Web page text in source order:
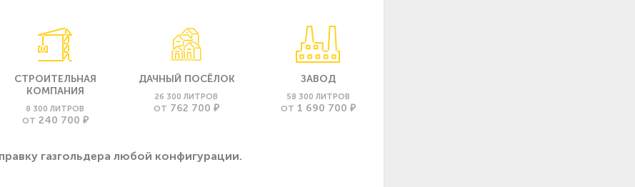
СТРОИТЕЛЬНАЯ
КОМПАНИЯ
8 300 ЛИТРОВ
ОТ 240 700 ₽
ДАЧНЫЙ ПОСЁЛОК
26 300 ЛИТРОВ
ОТ 762 700 ₽
ЗАВОД
58 300 ЛИТРОВ
ОТ 1 690 700 ₽
газгольдера любой конфигурации.